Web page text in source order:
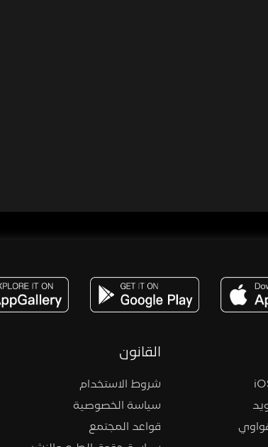
القانون
شروط الاستخدام
سياسة الخصوصية
قواعد المجتمع